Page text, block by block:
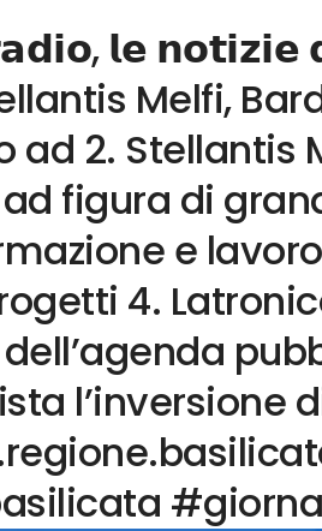
𝗹𝗲 𝗻𝗼𝘁𝗶𝘇𝗶𝗲
Melfi,
ad 2. Stellantis
figura di
e
4.
l’inversione